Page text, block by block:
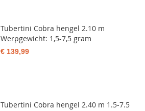
Tubertini Cobra hengel 2.10 m
Werpgewicht: 1,5-7,5 gram
€ 139,99
Tubertini Cobra hengel 2.40 m 1.5-7.5